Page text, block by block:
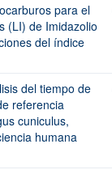
para el
(LI) de Imidazolio
del índice
del tiempo de
referencia
cuniculus,
humana